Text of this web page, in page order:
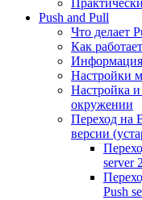
Push and Pull
Что делает
Как
Информация
Настройки
Настройка и
окружении
Переход на
версии
server
Push